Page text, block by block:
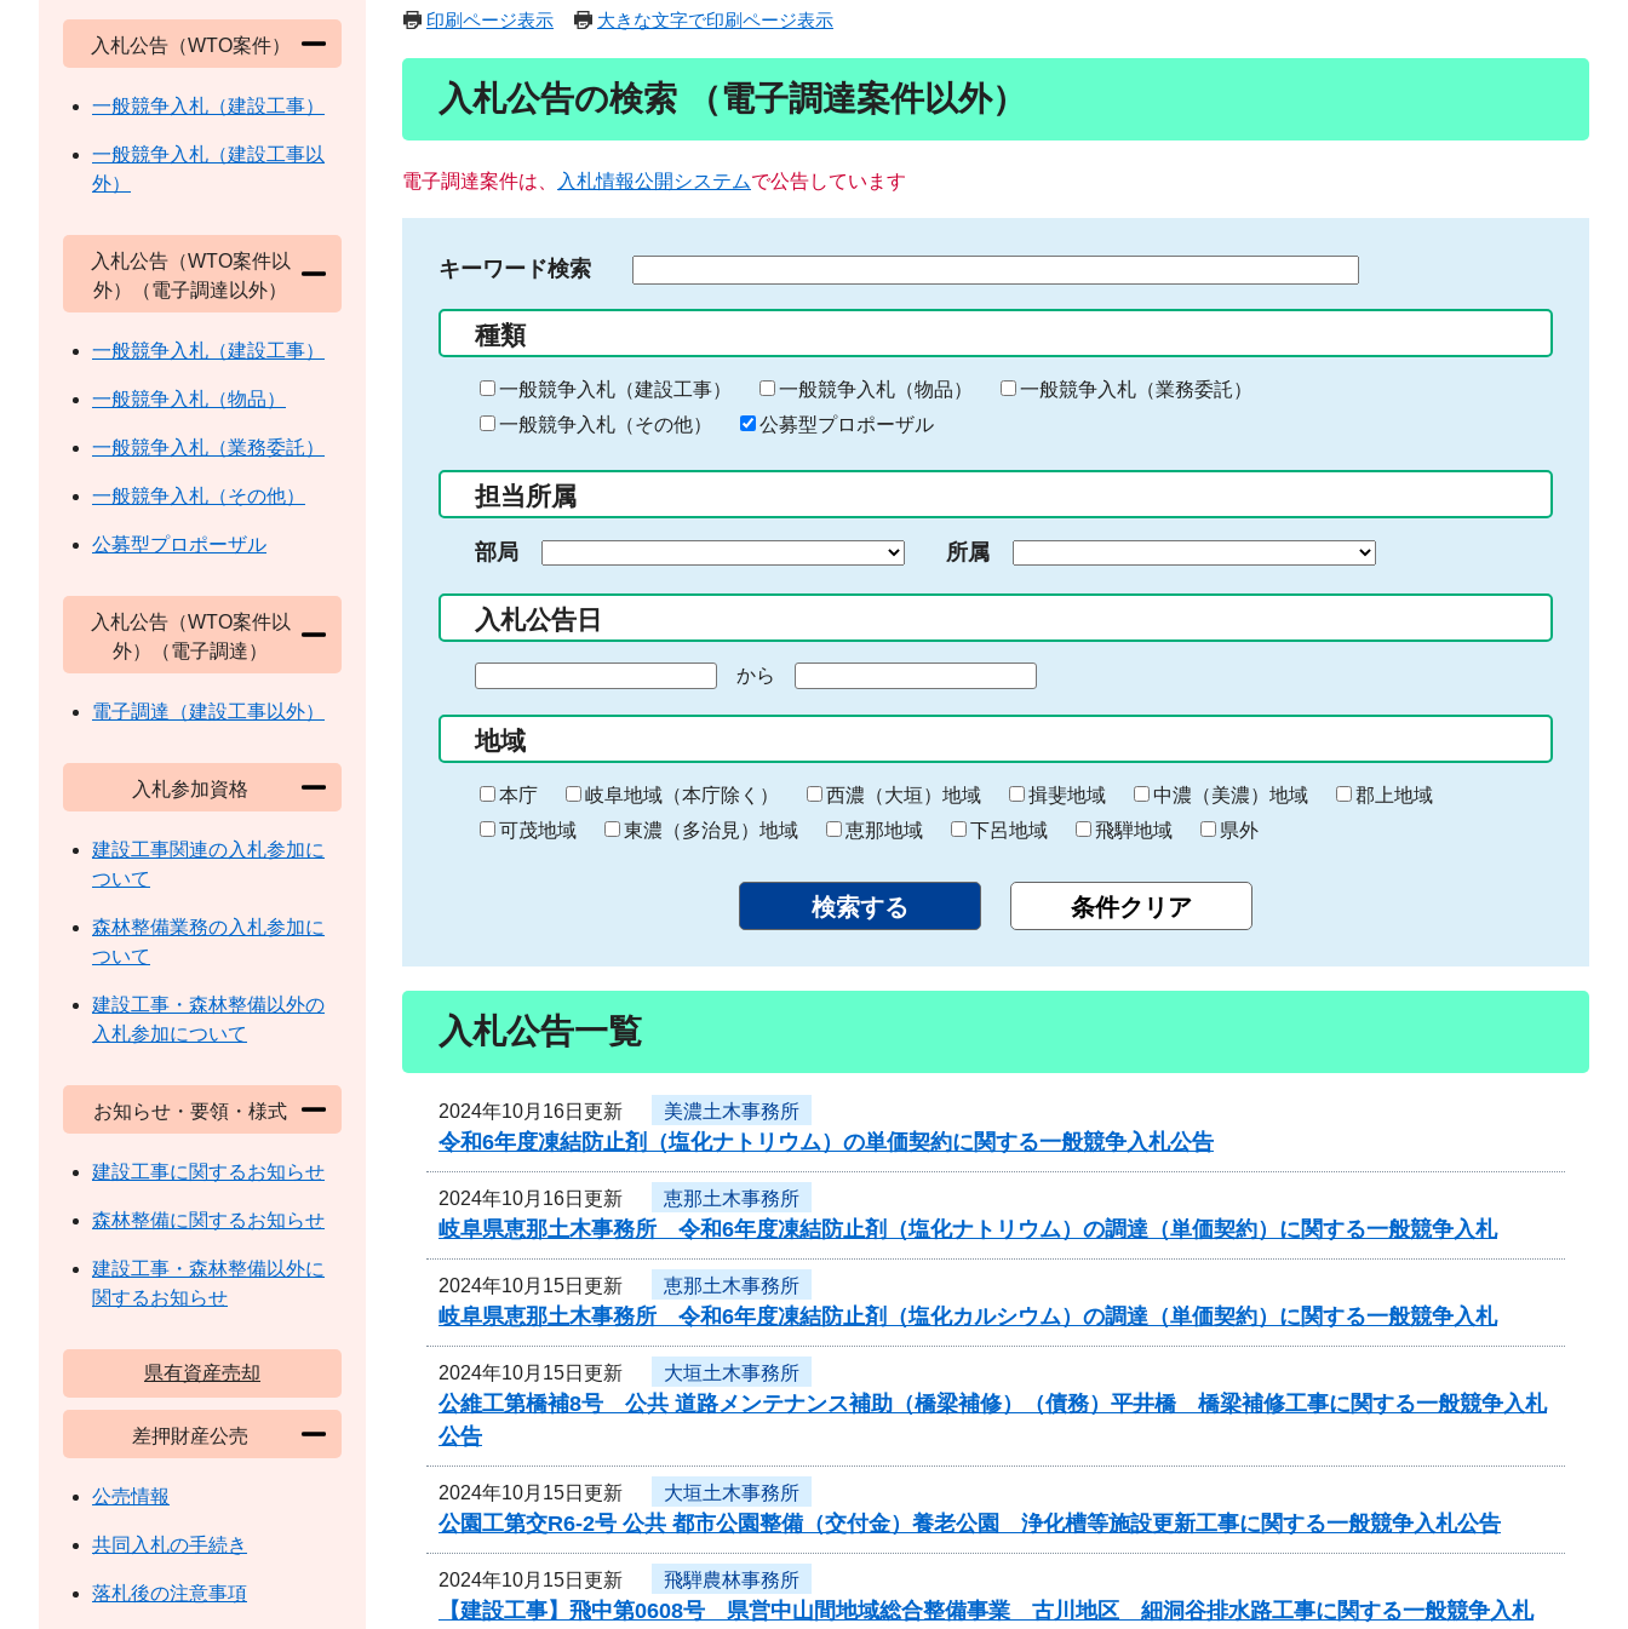
印刷ページ表示 大きな文字で印刷ページ表示
入札公告の検索 （電子調達案件以外）
電子調達案件は、 入札情報公開システムで公告しています
キーワード検索
る
キ
ー
ー
入
力
種類
一般競争入札（建設工事） 一般競争入札（物品）
一般競争入札（業務委託）
一般競争入札（その他）
公募型プロポーザル
担当所属
部局 所属
入札公告日
の
始
ま
り
から
終
わ
り
地域
本庁 岐阜地域（本庁除く） 西濃（大垣）地域 揖斐地域 中濃（美濃）地域
郡上地域
可茂地域
東濃（多治見）地域 恵那地域 下呂地域 飛騨地域 県外
入札公告一覧
2024年10月16日更新 美濃土木事務所
令和6年度凍結防止剤（塩化ナトリウム）の単価契約に関する一般競争入札公告
2024年10月16日更新 恵那土木事務所
岐阜県恵那土木事務所 令和6年度凍結防止剤（塩化ナトリウム）の調達（単価契約）に関する一般競争入札
2024年10月15日更新 恵那土木事務所
岐阜県恵那土木事務所 令和6年度凍結防止剤（塩化カルシウム）の調達（単価契約）に関する一般競争入札
2024年10月15日更新 大垣土木事務所
公維工第橋補8号 公共 道路メンテナンス補助（橋梁補修）（債務）平井橋 橋梁補修工事に関する一般競争入札
公告
2024年10月15日更新 大垣土木事務所
公園工第交R6-2号 公共 都市公園整備（交付金）養老公園 浄化槽等施設更新工事に関する一般競争入札公告
2024年10月15日更新 飛騨農林事務所
【建設工事】飛中第0608号 県営中山間地域総合整備事業 古川地区 細洞谷排水路工事に関する一般競争入札
入札公告（WTO案件）
一般競争入札（建設工事）
一般競争入札（建設工事以
外）
入札公告（WTO案件以
外）（電子調達以外）
一般競争入札（建設工事）
一般競争入札（物品）
一般競争入札（業務委託）
一般競争入札（その他）
公募型プロポーザル
入札公告（WTO案件以
外）（電子調達）
電子調達（建設工事以外）
入札参加資格
建設工事関連の入札参加に
ついて
森林整備業務の入札参加に
ついて
建設工事・森林整備以外の
入札参加について
お知らせ・要領・様式
建設工事に関するお知らせ
森林整備に関するお知らせ
建設工事・森林整備以外に
関するお知らせ
県有資産売却
差押財産公売
公売情報
共同入札の手続き
落札後の注意事項